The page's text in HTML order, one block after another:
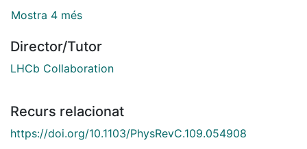
Mostra 4 més
Director/Tutor
LHCb Collaboration
Recurs relacionat
https://doi.org/10.1103/PhysRevC.109.054908